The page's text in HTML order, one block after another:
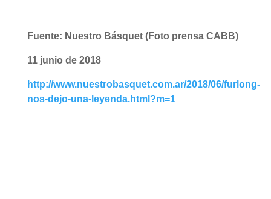
Fuente: Nuestro Básquet (Foto prensa CABB)
11 junio de 2018
http://www.nuestrobasquet.com.ar/2018/06/furlong-
nos-dejo-una-leyenda.html?m=1